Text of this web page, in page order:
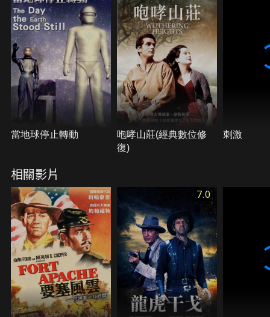
當地球停止轉動
咆哮山莊(經典數位修
復)
刺激
相關影片
7.0